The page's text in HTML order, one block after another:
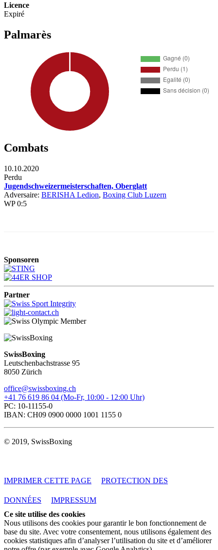
Licence
Expiré
Palmarès
Combats
10.10.2020
Perdu
Jugendschweizermeisterschaften, Oberglatt
Adversaire: BERISHA Ledion, Boxing Club Luzern
WP 0:5
Sponsoren
Partner
SwissBoxing
Leutschenbachstrasse 95
8050 Zürich
office@swissboxing.ch
+41 76 619 86 04 (Mo-Fr, 10:00 - 12:00 Uhr)
PC: 10-11155-0
IBAN: CH09 0900 0000 1001 1155 0
© 2019, SwissBoxing
IMPRIMER CETTE PAGE PROTECTION DES
DONNÉES
IMPRESSUM
Ce site utilise des cookies
Nous utilisons des cookies pour garantir le bon fonctionnement de
base du site. Avec votre consentement, nous utilisons également des
cookies statistiques afin d’analyser l’utilisation du site et d’améliorer